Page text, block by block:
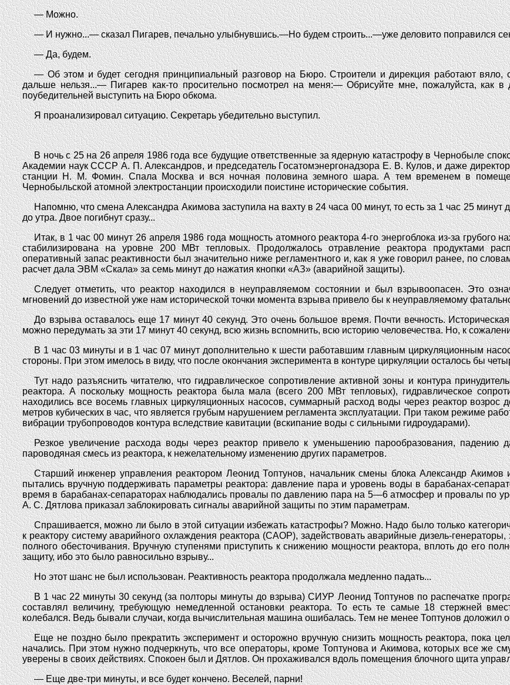
— Можно.
— И нужно...— сказал Пигарев, печально улыбнувшись.—Но будем строить...—уже деловито поправился
— Да, будем.
— Об этом и будет сегодня принципиальный разговор на Бюро. Строители и дирекция работают вяло,
дальше нельзя...— Пигарев как-то просительно посмотрел на меня:— Обрисуйте мне, пожалуйста, как в
поубедительней выступить на Бюро обкома.
Я проанализировал ситуацию. Секретарь убедительно выступил.
В ночь с 25 на 26 апреля 1986 года все будущие ответственные за ядерную катастрофу в Чернобыле
Академии наук СССР А. П. Александров, и председатель Госатомэнергонадзора Е. В. Кулов, и даже
станции Н. М. Фомин. Спала Москва и вся ночная половина земного шара. А тем временем в
Чернобыльской атомной электростанции происходили поистине исторические события.
Напомню, что смена Александра Акимова заступила на вахту в 24 часа 00 минут, то есть за 1 час 25
до утра. Двое погибнут сразу...
Итак, в 1 час 00 минут 26 апреля 1986 года мощность атомного реактора 4-го энергоблока из-за
стабилизирована на уровне 200 МВт тепловых. Продолжалось отравление реактора продуктами
оперативный запас реактивности был значительно ниже регламентного и, как я уже говорил ранее, по
расчет дала ЭВМ «Скала» за семь минут до нажатия кнопки «АЗ» (аварийной защиты).
Следует отметить, что реактор находился в неуправляемом состоянии и был взрывоопасен. Это
мгновений до известной уже нам исторической точки момента взрыва привело бы к неуправляемому
До взрыва оставалось еще 17 минут 40 секунд. Это очень большое время. Почти вечность.
можно передумать за эти 17 минут 40 секунд, всю жизнь вспомнить, всю историю человечества. Но, к
В 1 час 03 минуты и в 1 час 07 минут дополнительно к шести работавшим главным циркуляционным
стороны. При этом имелось в виду, что после окончания эксперимента в контуре циркуляции осталось бы
Тут надо разъяснить читателю, что гидравлическое сопротивление активной зоны и контура
реактора. А поскольку мощность реактора была мала (всего 200 МВт тепловых), гидравлическое
находились все восемь главных циркуляционных насосов, суммарный расход воды через реактор возрос
метров кубических в час, что является грубым нарушением регламента эксплуатации. При таком режиме
вибрации трубопроводов контура вследствие кавитации (вскипание воды с сильными гидроударами).
Резкое увеличение расхода воды через реактор привело к уменьшению парообразования, падению
пароводяная смесь из реактора, к нежелательному изменению других параметров.
Старший инженер управления реактором Леонид Топтунов, начальник смены блока Александр
пытались вручную поддерживать параметры реактора: давление пара и уровень воды в барабанах-
время в барабанах-сепараторах наблюдались провалы по давлению пара на 5—6 атмосфер и провалы по
А. С. Дятлова приказал заблокировать сигналы аварийной защиты по этим параметрам.
Спрашивается, можно ли было в этой ситуации избежать катастрофы? Можно. Надо было только
к реактору систему аварийного охлаждения реактора (САОР), задействовать аварийные дизель-
полного обесточивания. Вручную ступенями приступить к снижению мощности реактора, вплоть до его
защиту, ибо это было равносильно взрыву...
Но этот шанс не был использован. Реактивность реактора продолжала медленно падать...
В 1 час 22 минуты 30 секунд (за полторы минуты до взрыва) СИУР Леонид Топтунов по распечатке
составлял величину, требующую немедленной остановки реактора. То есть те самые 18 стержней
колебался. Ведь бывали случаи, когда вычислительная машина ошибалась. Тем не менее Топтунов доложил
Еще не поздно было прекратить эксперимент и осторожно вручную снизить мощность реактора, пока
начались. При этом нужно подчеркнуть, что все операторы, кроме Топтунова и Акимова, которых все же
уверены в своих действиях. Спокоен был и Дятлов. Он прохаживался вдоль помещения блочного щита
— Еще две-три минуты, и все будет кончено. Веселей, парни!